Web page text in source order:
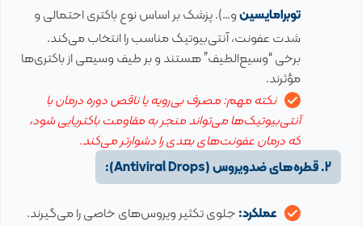
توبرامایسینو…). پزشک بر اساس نوع باکتری احتمالی و
شدت عفونت، آنتی‌بیوتیک مناسب را انتخاب می‌کند.
برخی “وسیع‌الطیف” هستند و بر طیف وسیعی از باکتری‌ها
مؤثرند.
نکته مهم: مصرف بی‌رویه یا ناقص دوره درمان با
آنتی‌بیوتیک‌ها می‌تواند منجر به مقاومت باکتریایی شود،
که درمان عفونت‌های بعدی را دشوارتر می‌کند.
2. قطره‌های ضدویروس (Antiviral Drops):
عملکرد:جلوی تکثیر ویروس‌های خاصی را می‌گیرند.